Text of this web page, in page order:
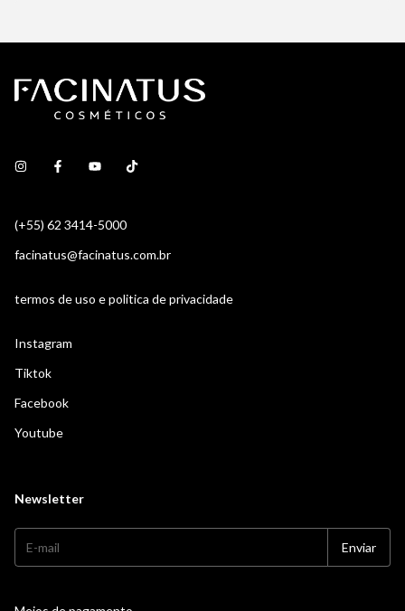
(+55) 62 3414-5000
facinatus@facinatus.com.br
termos de uso e politica de privacidade
Instagram
Tiktok
Facebook
Youtube
Newsletter